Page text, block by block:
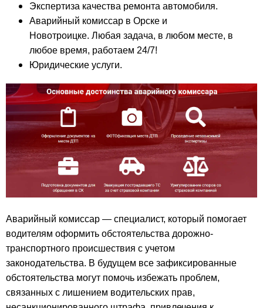
Экспертиза качества ремонта автомобиля.
Аварийный комиссар в Орске и
Новотроицке. Любая задача, в любом месте, в
любое время, работаем 24/7!
Юридические услуги.
Аварийный комиссар — специалист, который помогает
водителям оформить обстоятельства дорожно-
транспортного происшествия с учетом
законодательства. В будущем все зафиксированные
обстоятельства могут помочь избежать проблем,
связанных с лишением водительских прав,